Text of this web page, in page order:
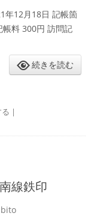
年12月18日 記帳箇
帳料 300円 訪問記
続きを読む
|
線鉄印